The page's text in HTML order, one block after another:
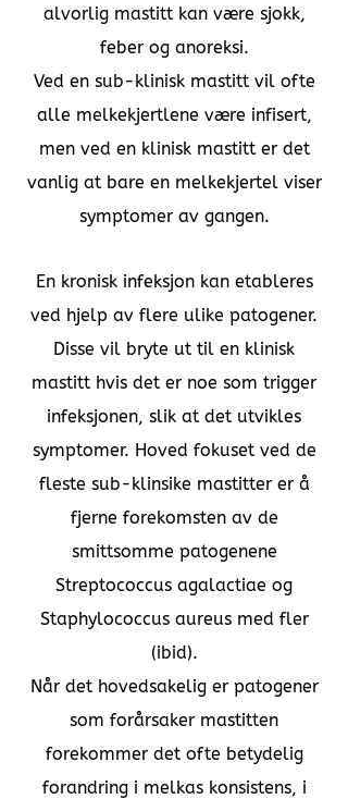
alvorlig mastitt kan være sjokk,
feber og anoreksi.
Ved en sub-klinisk mastitt vil ofte
alle melkekjertlene være infisert,
men ved en klinisk mastitt er det
vanlig at bare en melkekjertel viser
symptomer av gangen.
En kronisk infeksjon kan etableres
ved hjelp av flere ulike patogener.
Disse vil bryte ut til en klinisk
mastitt hvis det er noe som trigger
infeksjonen, slik at det utvikles
symptomer. Hoved fokuset ved de
fleste sub-klinsike mastitter er å
fjerne forekomsten av de
smittsomme patogenene
Streptococcus agalactiae og
Staphylococcus aureus med fler
(ibid).
Når det hovedsakelig er patogener
som forårsaker mastitten
forekommer det ofte betydelig
forandring i melkas konsistens, i